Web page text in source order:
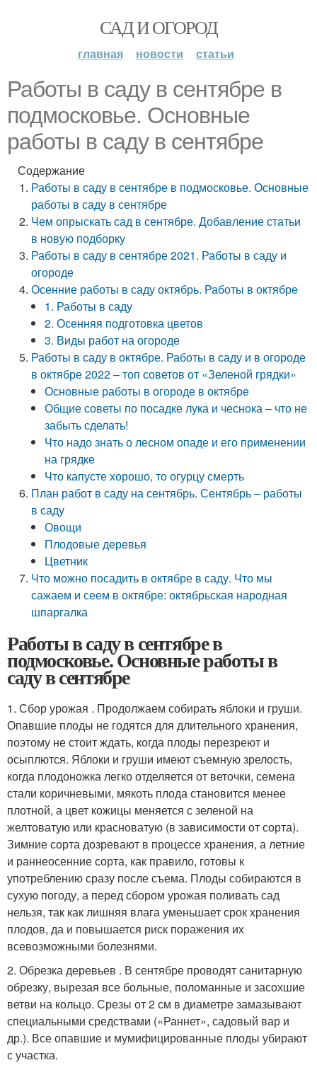
САД И ОГОРОД
главная новости статьи
Работы в саду в сентябре в
подмосковье. Основные
работы в саду в сентябре
Содержание
Работы в саду в сентябре в подмосковье. Основные
работы в саду в сентябре
Чем опрыскать сад в сентябре. Добавление статьи
в новую подборку
Работы в саду в сентябре 2021. Работы в саду и
огороде
Осенние работы в саду октябрь. Работы в октябре
1. Работы в саду
2. Осенняя подготовка цветов
3. Виды работ на огороде
Работы в саду в октябре. Работы в саду и в огороде
в октябре 2022 – топ советов от «Зеленой грядки»
Основные работы в огороде в октябре
Общие советы по посадке лука и чеснока – что не
забыть сделать!
Что надо знать о лесном опаде и его применении
на грядке
Что капусте хорошо, то огурцу смерть
План работ в саду на сентябрь. Сентябрь – работы
в саду
Овощи
Плодовые деревья
Цветник
Что можно посадить в октябре в саду. Что мы
сажаем и сеем в октябре: октябрьская народная
шпаргалка
Работы в саду в сентябре в
подмосковье. Основные работы в
саду в сентябре
1. Сбор урожая . Продолжаем собирать яблоки и груши.
Опавшие плоды не годятся для длительного хранения,
поэтому не стоит ждать, когда плоды перезреют и
осыплются. Яблоки и груши имеют съемную зрелость,
когда плодоножка легко отделяется от веточки, семена
стали коричневыми, мякоть плода становится менее
плотной, а цвет кожицы меняется с зеленой на
желтоватую или красноватую (в зависимости от сорта).
Зимние сорта дозревают в процессе хранения, а летние
и раннеосенние сорта, как правило, готовы к
употреблению сразу после съема. Плоды собираются в
сухую погоду, а перед сбором урожая поливать сад
нельзя, так как лишняя влага уменьшает срок хранения
плодов, да и повышается риск поражения их
всевозможными болезнями.
2. Обрезка деревьев . В сентябре проводят санитарную
обрезку, вырезая все больные, поломанные и засохшие
ветви на кольцо. Срезы от 2 см в диаметре замазывают
специальными средствами («Раннет», садовый вар и
др.). Все опавшие и мумифицированные плоды убирают
с участка.